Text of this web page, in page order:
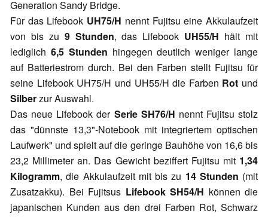
Generation Sandy Bridge.
Für das Lifebook UH75/H nennt Fujitsu eine Akkulaufzeit
von bis zu 9 Stunden, das Lifebook UH55/H hält mit
lediglich 6,5 Stunden hingegen deutlich weniger lange
auf Batteriestrom durch. Bei den Farben stellt Fujitsu für
seine Lifebook UH75/H und UH55/H die Farben Rot und
Silberzur Auswahl.
Das neue Lifebook der Serie SH76/H nennt Fujitsu stolz
das "dünnste 13,3"-Notebook mit integriertem optischen
Laufwerk" und spielt auf die geringe Bauhöhe von 16,6 bis
23,2 Millimeter an. Das Gewicht beziffert Fujitsu mit 1,34
Kilogramm, die Akkulaufzeit mit bis zu 14 Stunden (mit
Zusatzakku). Bei Fujitsus Lifebook SH54/H können die
japanischen Kunden aus den drei Farben Rot, Schwarz